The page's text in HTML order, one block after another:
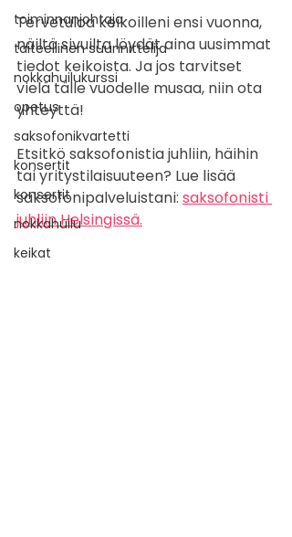
toiminnanjohtaja
taiteellinen suunnittelija
nokkahuilukurssi
opetus
saksofonikvartetti
konsertit
konsertit
nokkahuilu
keikat
Tervetuloa keikoilleni ensi vuonna,
näiltä sivuilta löydät aina uusimmat
tiedot keikoista. Ja jos tarvitset
vielä tälle vuodelle musaa, niin ota
yhteyttä!
Etsitkö saksofonistia juhliin, häihin
tai yritystilaisuuteen? Lue lisää
saksofonipalveluistani: saksofonisti
juhliin Helsingissä.